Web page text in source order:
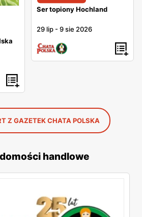
Ser topiony Hochland
29 lip -9 sie 2026
Z GAZETEK CHATA POLSKA
handlowe